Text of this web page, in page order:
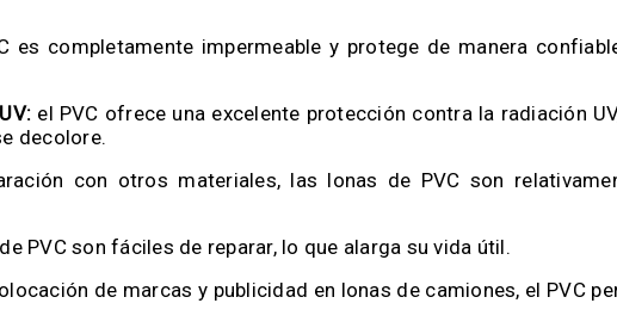
es completamente impermeable y protege de manera
el PVC ofrece una excelente protección contra la radiación
decolore.
con otros materiales, las lonas de PVC son
PVC son fáciles de reparar, lo que alarga su vida útil.
de marcas y publicidad en lonas de camiones, el PVC